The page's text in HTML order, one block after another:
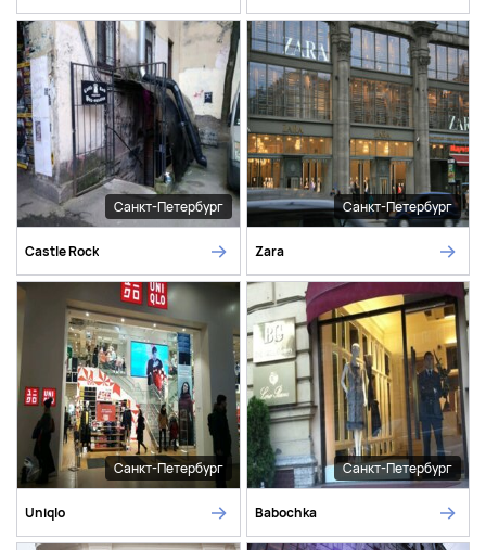
Санкт-Петербург
Castle Rock
Санкт-Петербург
Zara
Санкт-Петербург
Uniqlo
Санкт-Петербург
Babochka